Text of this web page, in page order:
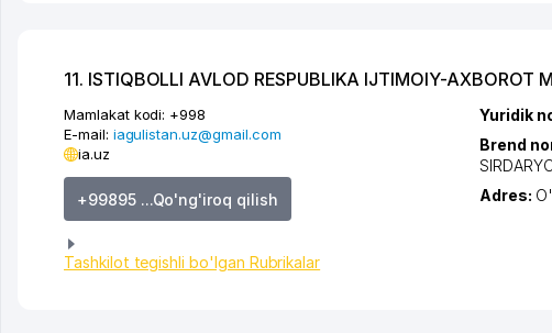
11. ISTIQBOLLI AVLOD RESPUBLIKA IJTIMOIY-AXBOROT
Mamlakat kodi: +998
E-mail: iagulistan.uz@gmail.com
ia.uz
+99895 ...Qo'ng'iroq qilish
Tashkilot tegishli bo'lgan Rubrikalar
Yuridik
Brend
Adres: